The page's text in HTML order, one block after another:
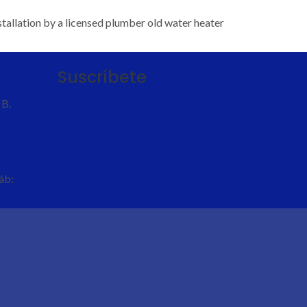
by a licensed plumber old water heater
Suscríbete